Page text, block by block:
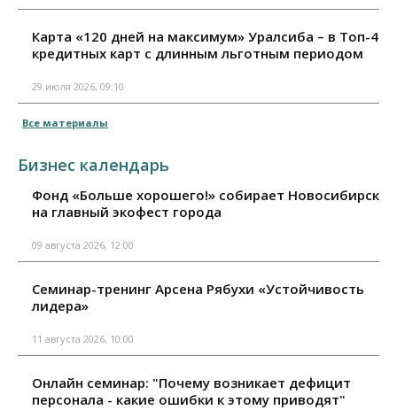
Карта «120 дней на максимум» Уралсиба – в Топ-4
кредитных карт с длинным льготным периодом
29 июля 2026, 09:10
Все материалы
Бизнес календарь
Фонд «Больше хорошего!» собирает Новосибирск
на главный экофест города
09 августа 2026, 12:00
Семинар-тренинг Арсена Рябухи «Устойчивость
лидера»
11 августа 2026, 10:00
Онлайн семинар: "Почему возникает дефицит
персонала - какие ошибки к этому приводят"